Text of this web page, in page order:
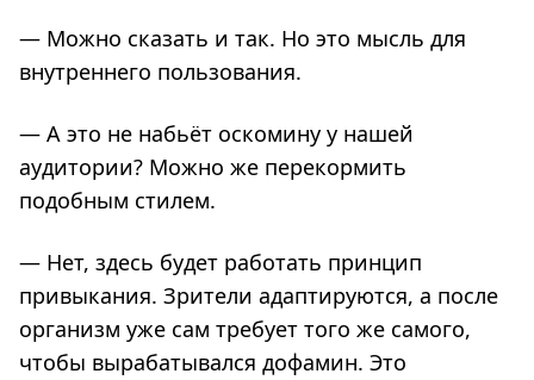
— Можно сказать и так. Но это мысль для
внутреннего пользования.
— А это не набьёт оскомину у нашей
аудитории? Можно же перекормить
подобным стилем.
— Нет, здесь будет работать принцип
привыкания. Зрители адаптируются, а после
организм уже сам требует того же самого,
чтобы вырабатывался дофамин. Это